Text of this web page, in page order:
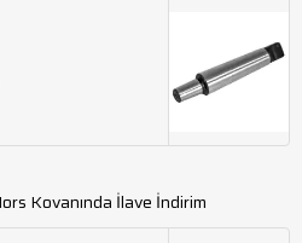
Kovanında İlave İndirim